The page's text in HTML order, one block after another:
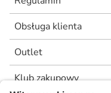
Obsługa klienta
Outlet
Klub zakupowy